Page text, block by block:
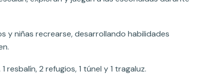
y niñas recrearse, desarrollando habilidades
resbalín, 2 refugios, 1 túnel y 1 tragaluz.